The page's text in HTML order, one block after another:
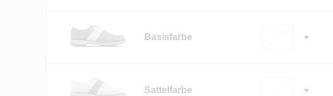
Basisfarbe
Sattelfarbe